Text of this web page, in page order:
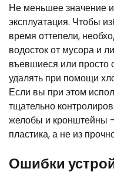
Не меньшее значение
эксплуатация. Чтобы
время оттепели,
водосток от мусора и
въевшиеся или
удалять при помощи
Если вы при этом
тщательно
желобы и кронштейны
пластика, а не из
Ошибки